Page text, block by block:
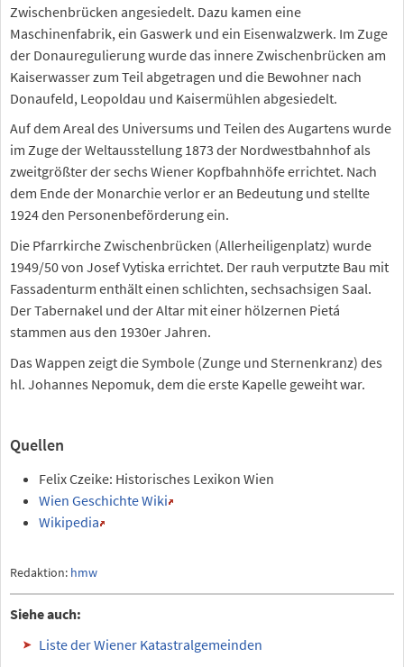
Zwischenbrücken angesiedelt. Dazu kamen eine
Maschinenfabrik, ein Gaswerk und ein Eisenwalzwerk. Im Zuge
der Donauregulierung wurde das innere Zwischenbrücken am
Kaiserwasser zum Teil abgetragen und die Bewohner nach
Donaufeld, Leopoldau und Kaisermühlen abgesiedelt.
Auf dem Areal des Universums und Teilen des Augartens wurde
im Zuge der Weltausstellung 1873 der Nordwestbahnhof als
zweitgrößter der sechs Wiener Kopfbahnhöfe errichtet. Nach
dem Ende der Monarchie verlor er an Bedeutung und stellte
1924 den Personenbeförderung ein.
Die Pfarrkirche Zwischenbrücken (Allerheiligenplatz) wurde
1949/50 von Josef Vytiska errichtet. Der rauh verputzte Bau mit
Fassadenturm enthält einen schlichten, sechsachsigen Saal.
Der Tabernakel und der Altar mit einer hölzernen Pietá
stammen aus den 1930er Jahren.
Das Wappen zeigt die Symbole (Zunge und Sternenkranz) des
hl. Johannes Nepomuk, dem die erste Kapelle geweiht war.
Quellen
Felix Czeike: Historisches Lexikon Wien
Wien Geschichte Wiki
Wikipedia
Redaktion: hmw
Siehe auch:
Liste der Wiener Katastralgemeinden